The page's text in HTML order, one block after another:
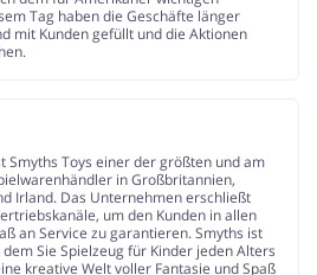
Tag haben die Geschäfte länger
mit Kunden gefüllt und die Aktionen
Smyths Toys einer der größten und am
in Großbritannien,
Irland. Das Unternehmen erschließt
um den Kunden in allen
an Service zu garantieren. Smyths ist
Sie Spielzeug für Kinder jeden Alters
kreative Welt voller Fantasie und Spaß